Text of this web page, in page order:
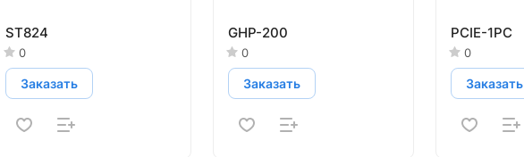
ST824
0
Заказать
GHP-200
0
Заказать
PCIE-1PC
0
Заказать